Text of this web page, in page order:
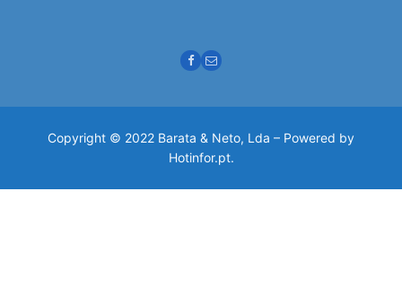
Copyright © 2022 Barata & Neto, Lda – Powered by
Hotinfor.pt.